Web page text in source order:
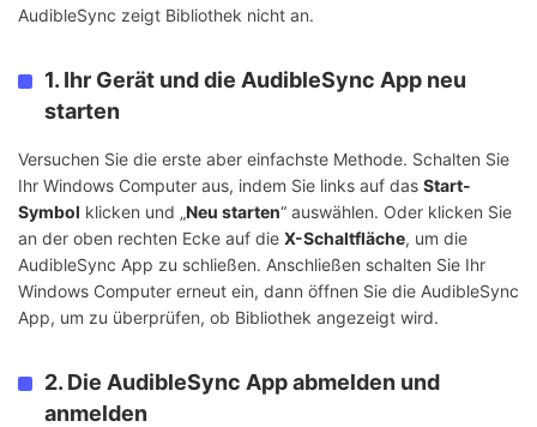
AudibleSync zeigt Bibliothek nicht an.
1. Ihr Gerät und die AudibleSync App neu
starten
Versuchen Sie die erste aber einfachste Methode. Schalten Sie
Ihr Windows Computer aus, indem Sie links auf das Start-
Symbol klicken und „Neu starten“ auswählen. Oder klicken Sie
an der oben rechten Ecke auf die X-Schaltfläche, um die
AudibleSync App zu schließen. Anschließen schalten Sie Ihr
Windows Computer erneut ein, dann öffnen Sie die AudibleSync
App, um zu überprüfen, ob Bibliothek angezeigt wird.
2. Die AudibleSync App abmelden und
anmelden